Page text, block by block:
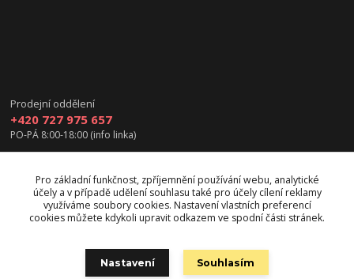
Prodejní oddělení
+420 727 975 657
PO-PÁ 8:00-18:00 (info linka)
Upravit sběr cookies.
Pro základní funkčnost, zpříjemnění používání webu, analytické
účely a v případě udělení souhlasu také pro účely cílení reklamy
využíváme soubory cookies. Nastavení vlastních preferencí
cookies můžete kdykoli upravit odkazem ve spodní části stránek.
Nastavení Souhlasím